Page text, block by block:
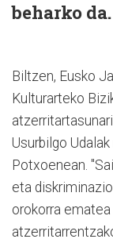
beharko da.
Biltzen, Eusko
Kulturarteko
Usurbilgo
Potxoenean.
eta
orokorra